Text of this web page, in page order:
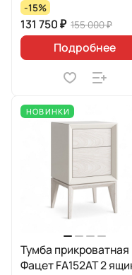
-15%
131 750 ₽ 155 000 ₽
Подробнее
НОВИНКИ
Тумба прикроватная
Фацет FA152AT 2